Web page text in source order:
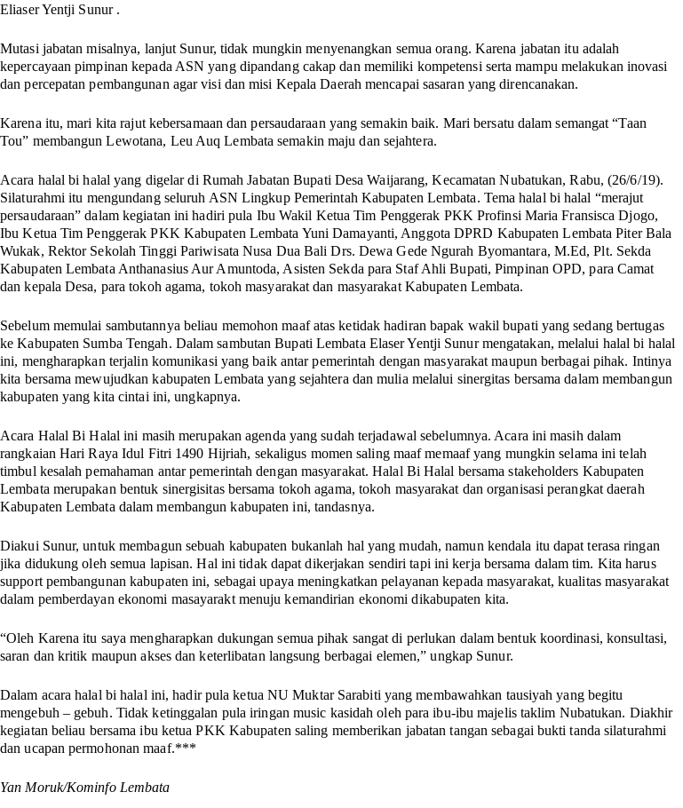
Eliaser Yentji Sunur .
Mutasi jabatan misalnya, lanjut Sunur, tidak mungkin menyenangkan semua orang. Karena jabatan itu adalah
kepercayaan pimpinan kepada ASN yang dipandang cakap dan memiliki kompetensi serta mampu melakukan inovasi
dan percepatan pembangunan agar visi dan misi Kepala Daerah mencapai sasaran yang direncanakan.
Karena itu, mari kita rajut kebersamaan dan persaudaraan yang semakin baik. Mari bersatu dalam semangat “Taan
Tou” membangun Lewotana, Leu Auq Lembata semakin maju dan sejahtera.
Acara halal bi halal yang digelar di Rumah Jabatan Bupati Desa Waijarang, Kecamatan Nubatukan, Rabu, (26/6/19).
Silaturahmi itu mengundang seluruh ASN Lingkup Pemerintah Kabupaten Lembata. Tema halal bi halal “merajut
persaudaraan” dalam kegiatan ini hadiri pula Ibu Wakil Ketua Tim Penggerak PKK Profinsi Maria Fransisca Djogo,
Ibu Ketua Tim Penggerak PKK Kabupaten Lembata Yuni Damayanti, Anggota DPRD Kabupaten Lembata Piter Bala
Wukak, Rektor Sekolah Tinggi Pariwisata Nusa Dua Bali Drs. Dewa Gede Ngurah Byomantara, M.Ed, Plt. Sekda
Kabupaten Lembata Anthanasius Aur Amuntoda, Asisten Sekda para Staf Ahli Bupati, Pimpinan OPD, para Camat
dan kepala Desa, para tokoh agama, tokoh masyarakat dan masyarakat Kabupaten Lembata.
Sebelum memulai sambutannya beliau memohon maaf atas ketidak hadiran bapak wakil bupati yang sedang bertugas
ke Kabupaten Sumba Tengah. Dalam sambutan Bupati Lembata Elaser Yentji Sunur mengatakan, melalui halal bi halal
ini, mengharapkan terjalin komunikasi yang baik antar pemerintah dengan masyarakat maupun berbagai pihak. Intinya
kita bersama mewujudkan kabupaten Lembata yang sejahtera dan mulia melalui sinergitas bersama dalam membangun
kabupaten yang kita cintai ini, ungkapnya.
Acara Halal Bi Halal ini masih merupakan agenda yang sudah terjadawal sebelumnya. Acara ini masih dalam
rangkaian Hari Raya Idul Fitri 1490 Hijriah, sekaligus momen saling maaf memaaf yang mungkin selama ini telah
timbul kesalah pemahaman antar pemerintah dengan masyarakat. Halal Bi Halal bersama stakeholders Kabupaten
Lembata merupakan bentuk sinergisitas bersama tokoh agama, tokoh masyarakat dan organisasi perangkat daerah
Kabupaten Lembata dalam membangun kabupaten ini, tandasnya.
Diakui Sunur, untuk membagun sebuah kabupaten bukanlah hal yang mudah, namun kendala itu dapat terasa ringan
jika didukung oleh semua lapisan. Hal ini tidak dapat dikerjakan sendiri tapi ini kerja bersama dalam tim. Kita harus
support pembangunan kabupaten ini, sebagai upaya meningkatkan pelayanan kepada masyarakat, kualitas masyarakat
dalam pemberdayan ekonomi masayarakt menuju kemandirian ekonomi dikabupaten kita.
“Oleh Karena itu saya mengharapkan dukungan semua pihak sangat di perlukan dalam bentuk koordinasi, konsultasi,
saran dan kritik maupun akses dan keterlibatan langsung berbagai elemen,” ungkap Sunur.
Dalam acara halal bi halal ini, hadir pula ketua NU Muktar Sarabiti yang membawahkan tausiyah yang begitu
mengebuh – gebuh. Tidak ketinggalan pula iringan music kasidah oleh para ibu-ibu majelis taklim Nubatukan. Diakhir
kegiatan beliau bersama ibu ketua PKK Kabupaten saling memberikan jabatan tangan sebagai bukti tanda silaturahmi
dan ucapan permohonan maaf.***
Yan Moruk/Kominfo Lembata